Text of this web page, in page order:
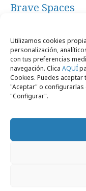
Utilizamos cookies
personalización,
con tus preferencias
navegación. Clica AQUÍ
Cookies. Puedes
"Aceptar" o
"Configurar".
Brave Spaces
Marcas y ESG